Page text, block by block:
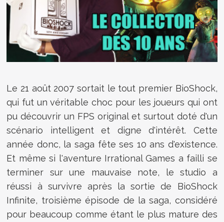
Le 21 août 2007 sortait le tout premier BioShock,
qui fut un véritable choc pour les joueurs qui ont
pu découvrir un FPS original et surtout doté d'un
scénario intelligent et digne d'intérêt. Cette
année donc, la saga fête ses 10 ans d'existence.
Et même si l'aventure Irrational Games a failli se
terminer sur une mauvaise note, le studio a
réussi à survivre après la sortie de BioShock
Infinite, troisième épisode de la saga, considéré
pour beaucoup comme étant le plus mature des